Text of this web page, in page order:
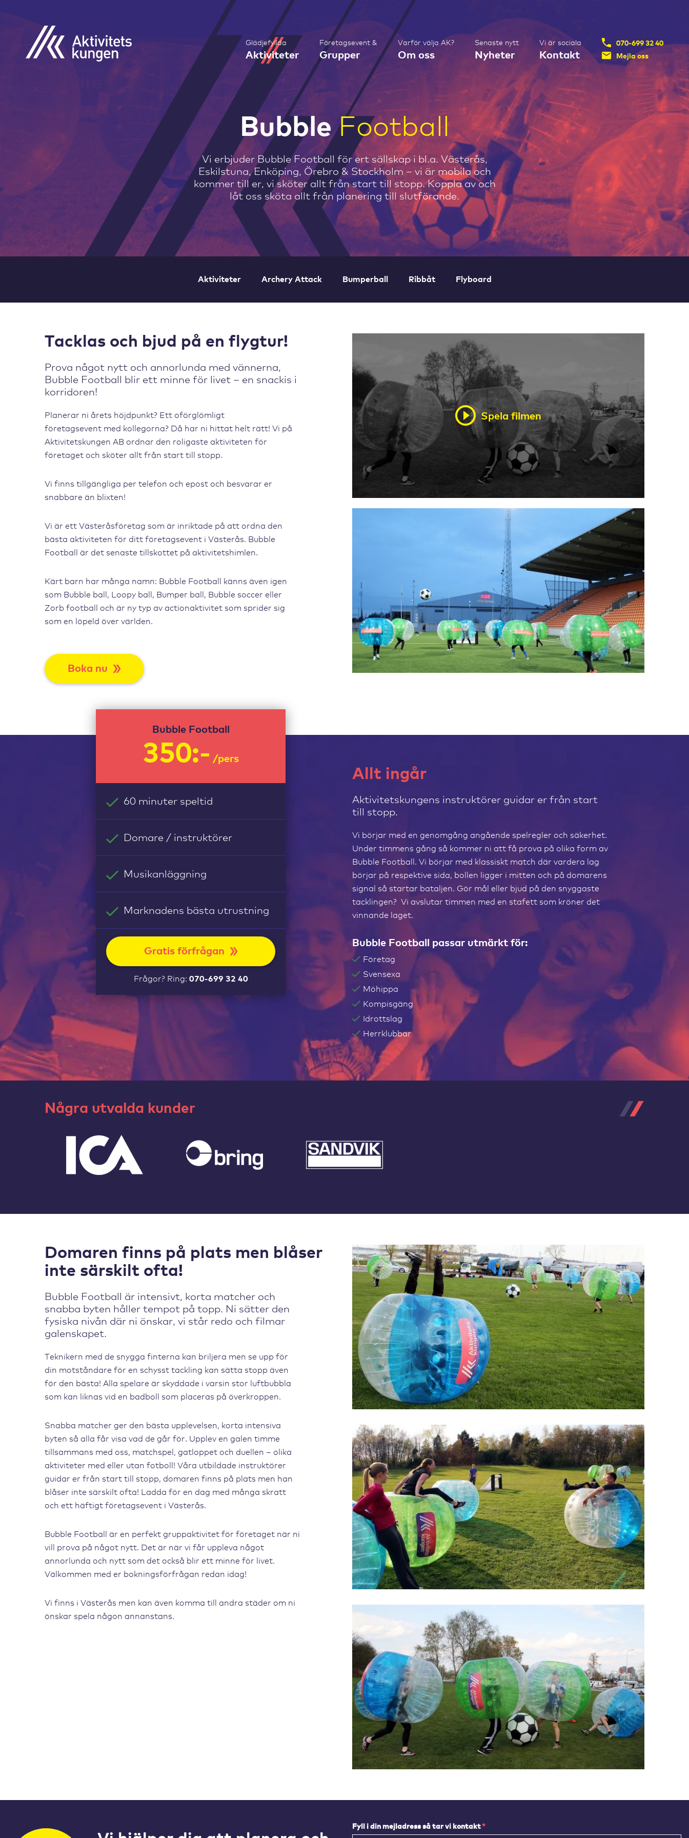
Glädjefyllda
Aktiviteter
Företagsevent &
Grupper
Varför välja AK?
Om oss
Senaste nytt
Nyheter
Vi är sociala
Kontakt
070-699 32 40
Mejla oss
BubbleFootball
Vi erbjuder Bubble Football för ert sällskap i bl.a. Västerås,
Eskilstuna, Enköping, Örebro & Stockholm – vi är mobila och
kommer till er, vi sköter allt från start till stopp. Koppla av och
låt oss sköta allt från planering till slutförande.
Aktiviteter Archery Attack Bumperball Ribbåt Flyboard
Tacklas och bjud på en flygtur!
Prova något nytt och annorlunda med vännerna,
Bubble Football blir ett minne för livet – en snackis i
korridoren!
Planerar ni årets höjdpunkt? Ett oförglömligt
företagsevent med kollegorna? Då har ni hittat helt rätt! Vi på
Aktivitetskungen AB ordnar den roligaste aktiviteten för
företaget och sköter allt från start till stopp.
Vi finns tillgängliga per telefon och epost och besvarar er
snabbare än blixten!
Vi är ett Västeråsföretag som är inriktade på att ordna den
bästa aktiviteten för ditt företagsevent i Västerås. Bubble
Football är det senaste tillskottet på aktivitetshimlen.
Kärt barn har många namn: Bubble Football känns även igen
som Bubble ball, Loopy ball, Bumper ball, Bubble soccer eller
Zorb football och är ny typ av actionaktivitet som sprider sig
som en löpeld över världen.
Boka nu
Spela filmen
Bubble Football
350:- /pers
60 minuter speltid
Domare / instruktörer
Musikanläggning
Marknadens bästa utrustning
Gratis förfrågan
Frågor? Ring: 070-699 32 40
Allt ingår
Aktivitetskungens instruktörer guidar er från start
till stopp.
Vi börjar med en genomgång angående spelregler och säkerhet.
Under timmens gång så kommer ni att få prova på olika form av
Bubble Football. Vi börjar med klassiskt match där vardera lag
börjar på respektive sida, bollen ligger i mitten och på domarens
signal så startar bataljen. Gör mål eller bjud på den snyggaste
tacklingen? Vi avslutar timmen med en stafett som kröner det
vinnande laget.
Bubble Football passar utmärkt för:
Företag
Svensexa
Möhippa
Kompisgäng
Idrottslag
Herrklubbar
Några utvalda kunder
Domaren finns på plats men blåser
inte särskilt ofta!
Bubble Football är intensivt, korta matcher och
snabba byten håller tempot på topp. Ni sätter den
fysiska nivån där ni önskar, vi står redo och filmar
galenskapet.
Teknikern med de snygga finterna kan briljera men se upp för
din motståndare för en schysst tackling kan sätta stopp även
för den bästa! Alla spelare är skyddade i varsin stor luftbubbla
som kan liknas vid en badboll som placeras på överkroppen.
Snabba matcher ger den bästa upplevelsen, korta intensiva
byten så alla får visa vad de går för. Upplev en galen timme
tillsammans med oss, matchspel, gatloppet och duellen – olika
aktiviteter med eller utan fotboll! Våra utbildade instruktörer
guidar er från start till stopp, domaren finns på plats men han
blåser inte särskilt ofta! Ladda för en dag med många skratt
och ett häftigt företagsevent i Västerås.
Bubble Football är en perfekt gruppaktivitet för företaget när ni
vill prova på något nytt. Det är när vi får uppleva något
annorlunda och nytt som det också blir ett minne för livet.
Välkommen med er bokningsförfrågan redan idag!
Vi finns i Västerås men kan även komma till andra städer om ni
önskar spela någon annanstans.
Fyll i din mejladress så tar vi kontakt*